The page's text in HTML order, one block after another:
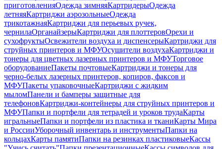
приготовленияОдежда зимняяКартридерыОдежда
летняяКартриджи аэрозольныеОдежда
трикотажнаяКартриджи для перьевых ручек,
чернилаОрганайзерыКартриджи для плоттеровОрехи и
сухофруктыОсвежители воздуха и диспенсерыКартриджи для
струйных принтеров и МФУОсушители воздухаКартриджи и
тонеры для цветных лазерных принтеров и МФУТорговое
оборудованиеПакеты почтовыеКартриджи и тонеры для
черно-белых лазерных принтеров, копиров, факсов и
МФУПакеты упаковочныеКартриджи с жидким
мыломПанели и бамперы защитные для
телефоновКартриджи-контейнеры для струйных принтеров и
МФУПапки и портфели для тетрадей и уроков трудаКарты
игральныеПапки и портфели из пластика и тканиКарты Мира
и РоссииУборочный инвентарь и инструментыПапки на
кольцахКарты памятиПапки на резинках пластиковыеКассы